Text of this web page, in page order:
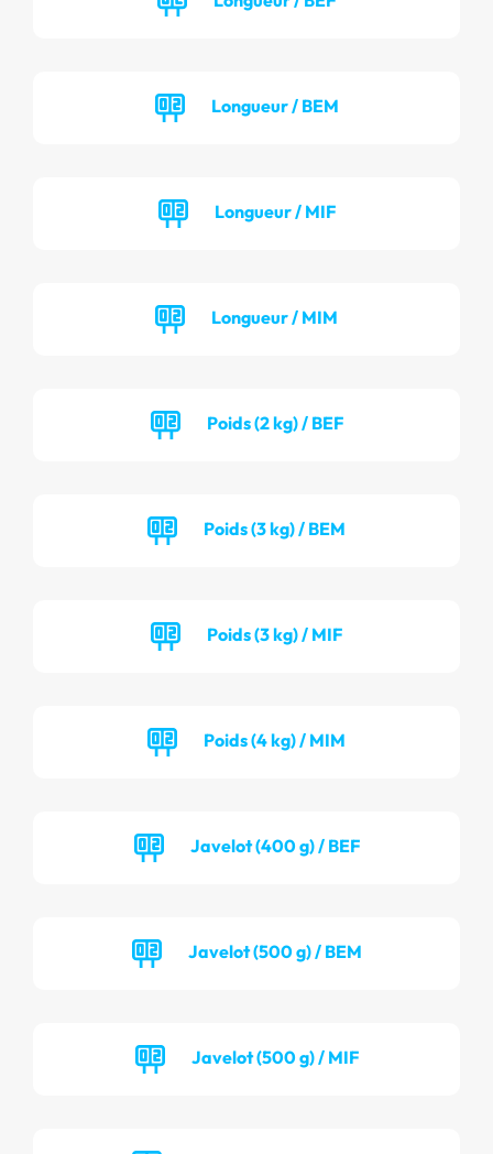
Longueur / BEM
Longueur / MIF
Longueur / MIM
Poids (2 kg) / BEF
Poids (3 kg) / BEM
Poids (3 kg) / MIF
Poids (4 kg) / MIM
Javelot (400 g) / BEF
Javelot (500 g) / BEM
Javelot (500 g) / MIF